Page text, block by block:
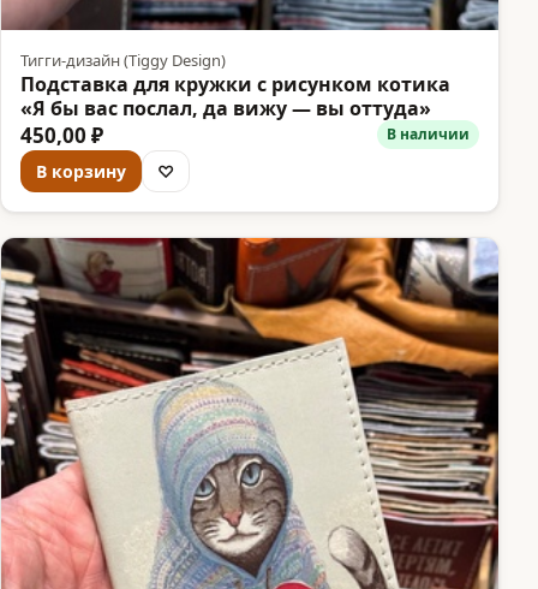
Тигги-дизайн (Tiggy Design)
Подставка для кружки с рисунком котика
«Я бы вас послал, да вижу — вы оттуда»
450,00 ₽ В наличии
В корзину ♡